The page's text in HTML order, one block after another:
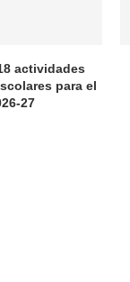
actividades
para el
27